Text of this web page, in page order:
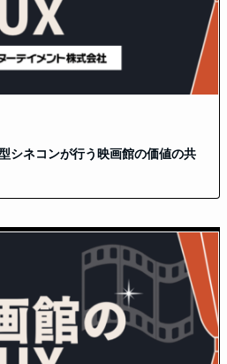
シネコンが行う映画館の価値の共